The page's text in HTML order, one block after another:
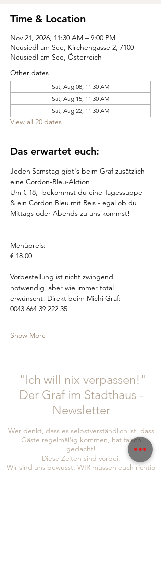
Time & Location
Nov 21, 2026, 11:30 AM – 9:00 PM
Neusiedl am See, Kirchengasse 2, 7100
Neusiedl am See, Österreich
Other dates
Sat, Aug 08, 11:30 AM
Sat, Aug 15, 11:30 AM
Sat, Aug 22, 11:30 AM
View all 20 dates
Das erwartet euch:
Jeden Samstag gibt's beim Graf zusätzlich
eine Cordon-Bleu-Aktion!
Um € 18,- bekommst du eine Tagessuppe
& ein Cordon Bleu mit Reis - egal ob du
Mittags oder Abends zu uns kommst!
Menüpreis:
€ 18.00
Vorbestellung ist nicht zwingend
notwendig, aber wie immer total
erwünscht! Direkt beim Michi Graf:
0043 664 39 222 35
Show More
"Ich will nix verpassen!"
Der Graf im Stadthaus -
Newsletter
Wer denkt, dass es selbstverständlich ist, dass
Gäste regelmäßig kommen, hat falsch
gedacht!
Diese Zeiten sind vorbei.
Wir sind uns bewusst: WIR müssen euch richtig